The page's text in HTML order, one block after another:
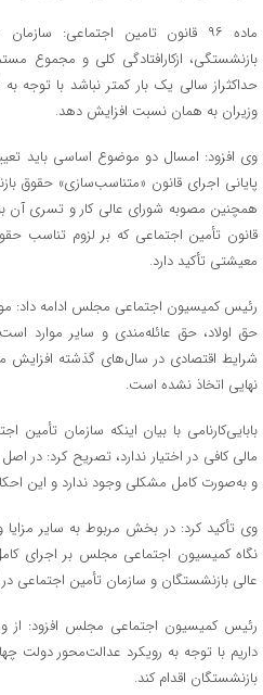
‌ماده ۹۶ قانون تامین اجتماعی:
بازنشستگی، ازکارافتادگی کلی و مجموع
حداکثراز سالی یک بار کمتر نباشد با توجه
وزیران به همان نسبت افزایش دهد.
وی افزود: امسال دو موضوع اساسی باید
قانون تأمین اجتماعی که بر لزوم تناسب
معیشتی تأکید دارد.
رئیس کمیسیون اجتماعی مجلس ادامه داد:
حق اولاد، حق عائله‌مندی و سایر موارد
شرایط اقتصادی در سال‌های گذشته افزایش
نهایی اتخاذ نشده است.
بابایی‌کارنامی با بیان اینکه سازمان تأمین
مالی کافی در اختیار ندارد، تصریح کرد: در
و به‌صورت کامل مشکلی وجود ندارد و این احکام از ۲۷ خرداد اجرایی
وی تأکید کرد: در بخش مربوط به سایر
نگاه کمیسیون اجتماعی مجلس بر اجرای
عالی بازنشستگان و سازمان تأمین اجتماعی
رئیس کمیسیون اجتماعی مجلس افزود: از
داریم با توجه به رویکرد عدالت‌محور دولت
بازنشستگان اقدام کند.